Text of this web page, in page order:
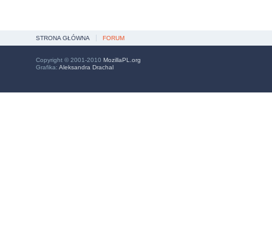
STRONA GŁÓWNA FORUM
Copyright © 2001-2010 MozillaPL.org
Grafika: Aleksandra Drachal